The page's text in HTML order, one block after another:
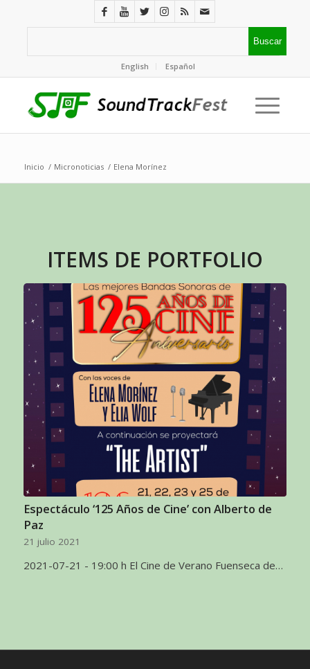
English Español
Inicio / Micronoticias / Elena Morínez
ITEMS DE PORTFOLIO
Espectáculo ‘125 Años de Cine’ con Alberto de
Paz
21 julio 2021
2021-07-21 - 19:00 h El Cine de Verano Fuenseca de…